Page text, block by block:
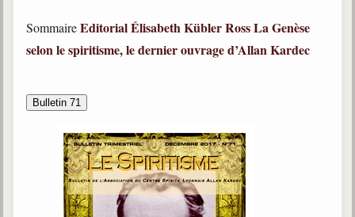
SommaireEditorialÉlisabeth Kübler RossLa Genèse
selon le spiritisme, le dernier ouvrage d’Allan Kardec
Bulletin 71